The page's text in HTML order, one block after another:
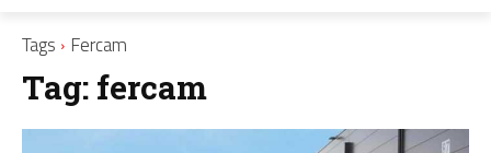
Tags Fercam
Tag: fercam